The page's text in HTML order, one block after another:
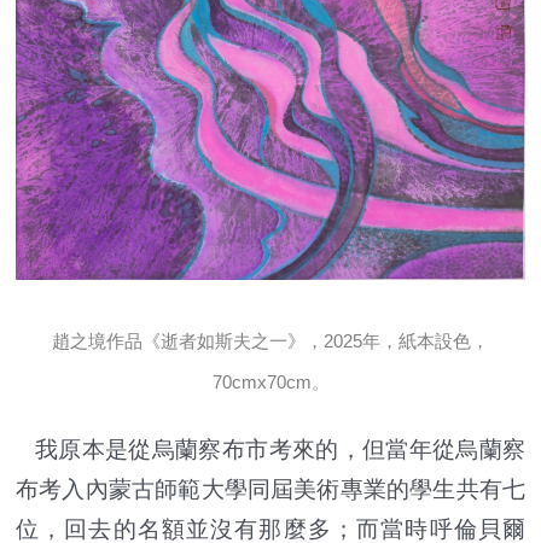
趙之境作品《逝者如斯夫之一》，2025年，紙本設色，
70cmx70cm。
我原本是從烏蘭察布市考來的，但當年從烏蘭察
布考入內蒙古師範大學同屆美術專業的學生共有七
位，回去的名額並沒有那麼多；而當時呼倫貝爾